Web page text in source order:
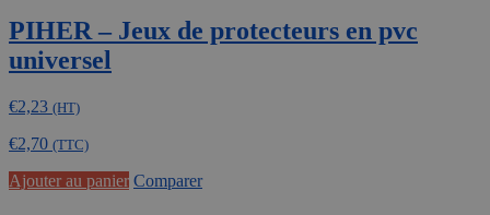
PIHER – Jeux de protecteurs en pvc
universel
€2,23 (HT)
€2,70 (TTC)
Ajouter au panier Comparer